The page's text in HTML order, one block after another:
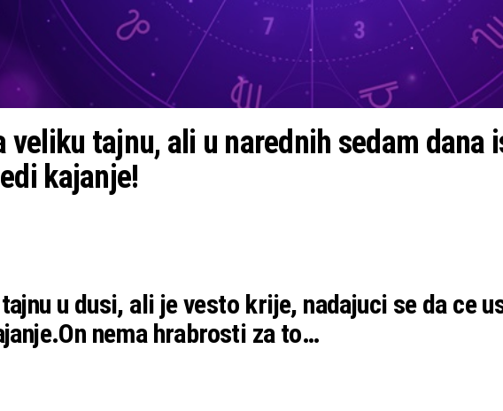
veliku tajnu, ali u narednih sedam dana
kajanje!
u dusi, ali je vesto krije, nadajuci se da ce
nema hrabrosti za to…